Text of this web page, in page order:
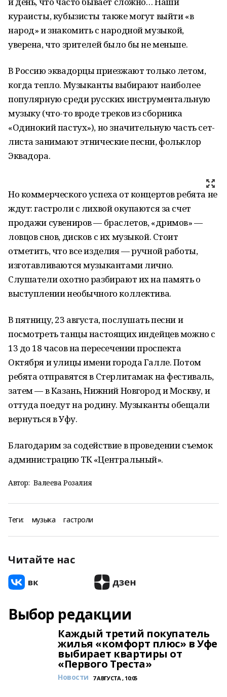
кураисты, кубызисты также могут выйти «в
народ» и знакомить с народной музыкой,
уверена, что зрителей было бы не меньше.
В Россию эквадорцы приезжают только летом,
когда тепло. Музыканты выбирают наиболее
популярную среди русских инструментальную
музыку (что-то вроде треков из сборника
«Одинокий пастух»), но значительную часть сет-
листа занимают этнические песни, фольклор
Эквадора.
Но коммерческого успеха от концертов ребята не
ждут: гастроли с лихвой окупаются за счет
продажи сувениров — браслетов, «дримов» —
ловцов снов, дисков с их музыкой. Стоит
отметить, что все изделия — ручной работы,
изготавливаются музыкантами лично.
Слушатели охотно разбирают их на память о
выступлении необычного коллектива.
В пятницу, 23 августа, послушать песни и
посмотреть танцы настоящих индейцев можно с
13 до 18 часов на пересечении проспекта
Октября и улицы имени города Галле. Потом
ребята отправятся в Стерлитамак на фестиваль,
затем — в Казань, Нижний Новгород и Москву, и
оттуда поедут на родину. Музыканты обещали
вернуться в Уфу.
Благодарим за содействие в проведении съемок
администрацию ТК «Центральный».
Автор: Валеева Розалия
Теги: музыка гастроли
Читайте нас
Выбор редакции
Каждый третий покупатель
жилья «комфорт плюс» в Уфе
выбирает квартиры от
«Первого Треста»
Новости 7 АВГУСТА , 10:05